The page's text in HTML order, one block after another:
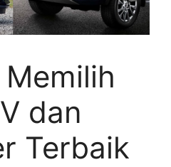
dan
Terbaik